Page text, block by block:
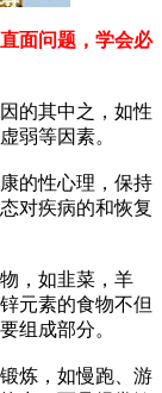
面问题，学会必
的其中之，如性
弱等因素。
的性心理，保持
对疾病的和恢复
，如韭菜，羊
元素的食物不但
组成部分。
炼，如慢跑、游